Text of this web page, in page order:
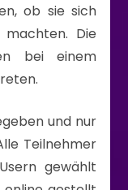
ob sie sich
Die
bei einem
und nur
Teilnehmer
gewählt